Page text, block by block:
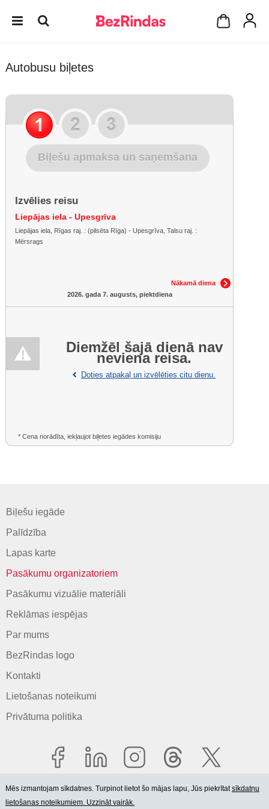
Autobusu biļetes
Biļešu apmaksa un saņemšana
Izvēlies reisu
Liepājas iela - Upesgrīva
Liepājas iela, Rīgas raj. : (pilsēta Rīga) - Upesgrīva, Talsu raj. :
Mērsrags
Nākamā diena
2026. gada 7. augusts, piektdiena
Diemžēl šajā dienā nav
neviena reisa.
Doties atpakaļ un izvēlēties citu dienu.
* Cena norādīta, iekļaujot biļetes iegādes komisiju
Biļešu iegāde
Palīdzība
Lapas karte
Pasākumu organizatoriem
Pasākumu vizuālie materiāli
Reklāmas iespējas
Par mums
BezRindas logo
Kontakti
Lietošanas noteikumi
Privātuma politika
Mēs izmantojam sīkdatnes. Turpinot lietot šo mājas lapu, Jūs piekrītatsīkdatņu
lietošanas noteikumiem. Uzzināt vairāk.